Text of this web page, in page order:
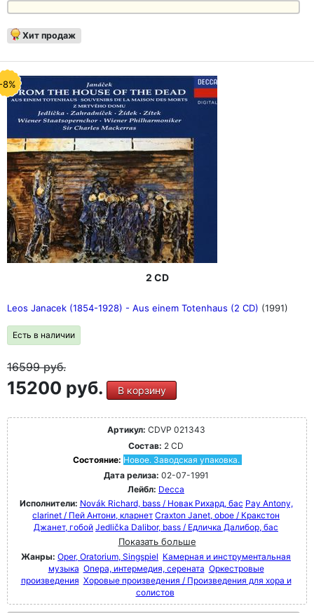
Хит продаж
8%
2 CD
Leos Janacek (1854-1928) - Aus einem Totenhaus (2 CD) (1991)
Есть в наличии
16599руб.
15200 руб. В корзину
Артикул: CDVP 021343
Состав: 2 CD
Состояние: Новое. Заводская упаковка.
Дата релиза: 02-07-1991
Лейбл: Decca
Исполнители: Novák Richard, bass / Новак Рихард, бас Pay Antony,
clarinet / Пей Антони, кларнет Craxton Janet, oboe / Кракстон
Джанет, гобой Jedlička Dalibor, bass / Едличка Далибор, бас
Показать больше
Жанры: Oper, Oratorium, Singspiel Камерная и инструментальная
музыка Опера, интермедия, серената Оркестровые
произведения Хоровые произведения / Произведения для хора и
солистов